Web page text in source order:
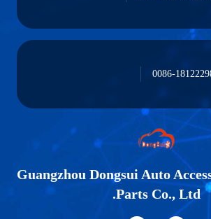
0086-
Guangzhou Dongsui Auto
Parts Co., Ltd.